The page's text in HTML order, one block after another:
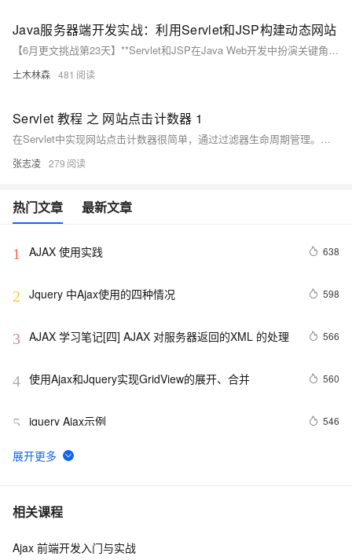
Java服务器端开发实战：利用Servlet和JSP构建动态网站
【6月更文挑战第23天】**Servlet和JSP在Java Web开发中扮演关键角色。Servlet处理业务逻辑，管理会话，JSP则结合HTML生成动态页面。两者协同工作，形成动态网站的核心。通过Servlet的doGet()方法响应请求，JSP利用嵌入式Java代码创建动态内容。实战中，Servlet处理数据后转发给JSP展示，共同构建高效、稳定的网站。虽然新技术涌现，Servlet与JSP仍为Java Web开发的基石，提供灵活且成熟的解决方案。**
土木林森 481
Servlet 教程 之 网站点击计数器 1
在Servlet中实现网站点击计数器很简单，通过过滤器生命周期管理。初始化时设置全局变量hitCount为0，每次doFilter方法调用时累加。可选地，在destroy()中保存hitCount到数据库。示例代码展示了Filter的实现，需在web.xml配置。访问网站时，计数器会随着页面点击增加并在日志中显示。
张志凌 279
热门文章 最新文章
1 AJAX 使用实践 638
2 Jquery 中Ajax使用的四种情况 598
3 AJAX 学习笔记[四] AJAX 对服务器返回的XML 的处理 566
4 使用Ajax和Jquery实现GridView的展开、合并 560
5 jquery Ajax示例 546
6 PHP开源AJAX框架
7 阿里云 短信服务——发送短信验证码图文教程
8 Android 开发人脸识别之自动识别验证码功能讲解及实现
相关课程
Ajax 前端开发入门与实战